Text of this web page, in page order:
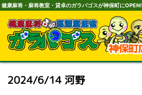
健康麻将・麻将教室・貸卓のガラパゴスが神保町にOPEN!
2024/6/14 河野